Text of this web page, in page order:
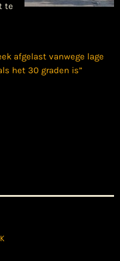
te
afgelast vanwege lage
het 30 graden is”